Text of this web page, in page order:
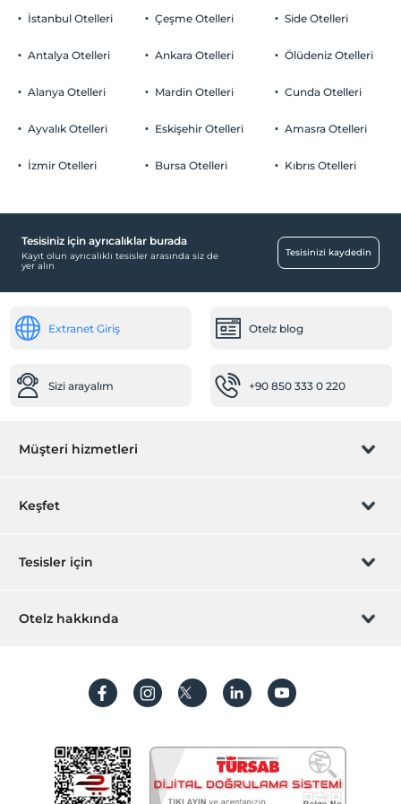
İstanbul Otelleri
Antalya Otelleri
Alanya Otelleri
Ayvalık Otelleri
İzmir Otelleri
Çeşme Otelleri
Ankara Otelleri
Mardin Otelleri
Eskişehir Otelleri
Bursa Otelleri
Side Otelleri
Ölüdeniz Otelleri
Cunda Otelleri
Amasra Otelleri
Kıbrıs Otelleri
Tesisiniz için ayrıcalıklar burada
Kayıt olun ayrıcalıklı tesisler arasında siz de
yer alın
Tesisinizi kaydedin
Extranet Giriş Otelz blog
Sizi arayalım +90 850 333 0 220
Müşteri hizmetleri
Rezervasyon yönet
Sıkça sorulan sorular
İşlem rehberi
Keşfet
Hediye Kart
Hesap oluştur
Tesisler için
Hemen tesisinizi ekleyin
Otelz hakkında
Koşullar ve şartlar